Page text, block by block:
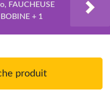
FAUCHEUSE
+ 1
produit